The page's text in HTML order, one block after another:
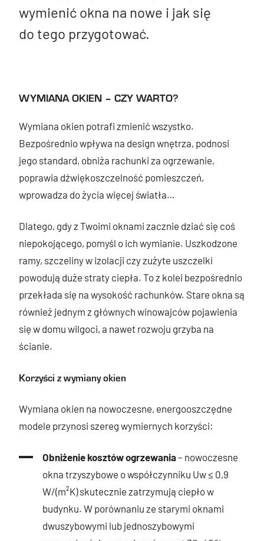
wymienić okna na nowe i jak się
do tego przygotować.
WYMIANA OKIEN – CZY WARTO?
Wymiana okien potrafi zmienić wszystko.
Bezpośrednio wpływa na design wnętrza, podnosi
jego standard, obniża rachunki za ogrzewanie,
poprawia dźwiękoszczelność pomieszczeń,
wprowadza do życia więcej światła…
Dlatego, gdy z Twoimi oknami zacznie dziać się coś
niepokojącego, pomyśl o ich wymianie. Uszkodzone
ramy, szczeliny w izolacji czy zużyte uszczelki
powodują duże straty ciepła. To z kolei bezpośrednio
przekłada się na wysokość rachunków. Stare okna są
również jednym z głównych winowajców pojawienia
się w domu wilgoci, a nawet rozwoju grzyba na
ścianie.
Korzyści z wymiany okien
Wymiana okien na nowoczesne, energooszczędne
modele przynosi szereg wymiernych korzyści:
Obniżenie kosztów ogrzewania– nowoczesne
okna trzyszybowe o współczynniku Uw ≤ 0,9
W/(m²K) skutecznie zatrzymują ciepło w
budynku. W porównaniu ze starymi oknami
dwuszybowymi lub jednoszybowymi